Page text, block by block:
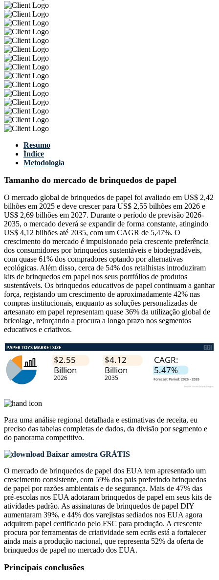
Resumo
Índice
Metodologia
Tamanho do mercado de brinquedos de papel
O mercado global de brinquedos de papel foi avaliado em US$ 2,42
bilhões em 2025 e deve crescer para US$ 2,55 bilhões em 2026 e
US$ 2,69 bilhões em 2027. Durante o período de previsão 2026-
2035, o mercado deverá se expandir de forma constante, atingindo
US$ 4,12 bilhões até 2035, com um CAGR de 5,47%. O
crescimento do mercado é impulsionado pela crescente preferência
dos consumidores por brinquedos sustentáveis ​​e biodegradáveis,
com quase 61% dos compradores optando por alternativas
ecológicas. Além disso, cerca de 54% dos retalhistas introduziram
kits de brinquedos em papel nos seus portfólios de produtos
sustentáveis. Os brinquedos educativos de papel continuam a ganhar
força, registando um crescimento de aproximadamente 42% nas
compras institucionais, enquanto as soluções personalizadas de
artesanato em papel representam quase 36% da utilização global de
bricolage, reforçando a procura a longo prazo nos segmentos
educativos e criativos.
Para uma análise regional detalhada e estimativas de receita, eu
preciso das tabelas completas de dados, da divisão por segmento e
do panorama competitivo.
Baixar amostra GRÁTIS
O mercado de brinquedos de papel dos EUA tem apresentado um
crescimento consistente, com 59% dos pais preferindo brinquedos
de papel por razões ambientais e de segurança. Mais de 47% das
pré-escolas nos EUA adotaram brinquedos de papel em seus kits de
atividades padrão. As assinaturas de brinquedos de papel DIY
aumentaram 39%, e 44% dos varejistas sediados nos EUA agora
adquirem papel certificado pelo FSC para produção. A crescente
procura por ferramentas de criatividade sem ecrãs está a fortalecer
ainda mais a produção nacional, que representa 52% da oferta de
brinquedos de papel no mercado dos EUA.
Principais conclusões